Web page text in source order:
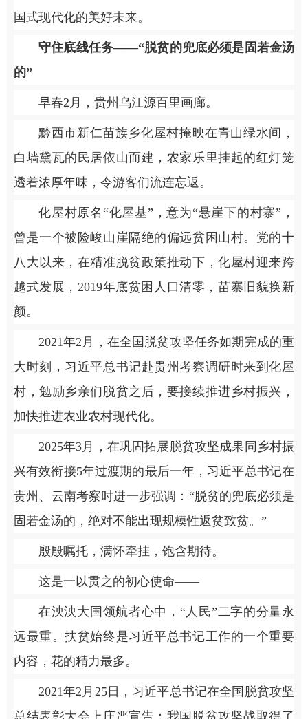
国式现代化的美好未来。
守住底线任务——“脱贫的兜底必须是固若金汤
的”
早春2月，贵州乌江源百里画廊。
黔西市新仁苗族乡化屋村掩映在青山绿水间，
白墙黛瓦的民居依山而建，农家乐里挂起的红灯笼
透着浓厚年味，令游客们流连忘返。
化屋村原名“化屋基”，意为“悬崖下的村寨”，
曾是一个被险峻山崖隔绝的偏远贫困山村。党的十
八大以来，在精准脱贫政策推动下，化屋村迎来跨
越式发展，2019年底贫困人口清零，苗寨旧貌换新
颜。
2021年2月，在全国脱贫攻坚任务如期完成的重
大时刻，习近平总书记赴贵州考察调研时来到化屋
村，勉励乡亲们脱贫之后，要接续推进乡村振兴，
加快推进农业农村现代化。
2025年3月，在巩固拓展脱贫攻坚成果同乡村振
兴有效衔接5年过渡期的最后一年，习近平总书记在
贵州、云南考察时进一步强调：“脱贫的兜底必须是
固若金汤的，绝对不能出现规模性返贫致贫。”
殷殷嘱托，满怀牵挂，饱含期待。
这是一以贯之的初心使命——
在泱泱大国领航者心中，“人民”二字的分量永
远最重。扶贫始终是习近平总书记工作的一个重要
内容，花的精力最多。
2021年2月25日，习近平总书记在全国脱贫攻坚
总结表彰大会上庄严宣告：我国脱贫攻坚战取得了